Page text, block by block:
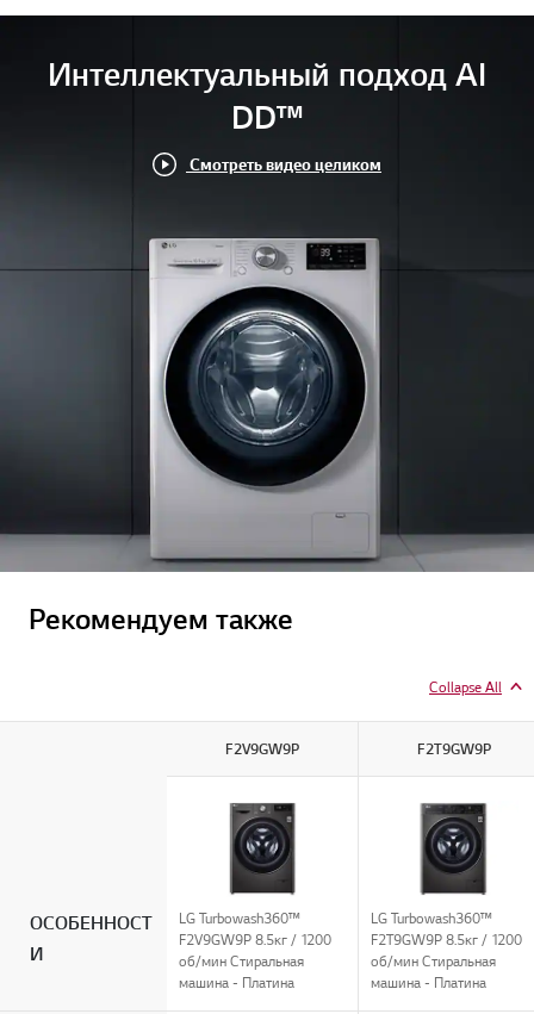
Интеллектуальный подход AI
DD™
Смотреть видео целиком
Рекомендуем также
Collapse All
ОСОБЕННОСТ
И
F2V9GW9P F2T9GW9P
LG Turbowash360™
F2V9GW9P 8.5кг / 1200
об/мин Стиральная
машина - Платина
LG Turbowash360™
F2T9GW9P 8.5кг / 1200
об/мин Стиральная
машина - Платина